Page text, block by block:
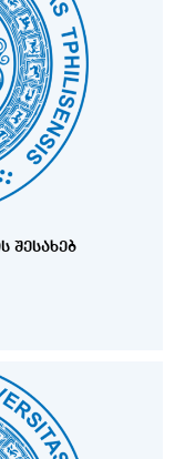
ᲨᲔᲡᲐᲮᲔᲑ